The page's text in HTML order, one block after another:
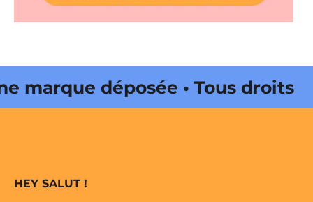
déposée • Tous droits
HEY SALUT !